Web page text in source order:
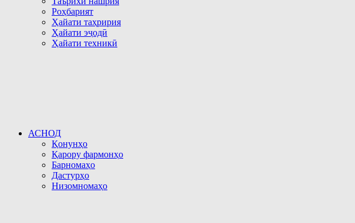
Роҳбарият
Ҳайати таҳририя
Ҳайати эҷодӣ
Ҳайати техникӣ
АСНОД
Қонунҳо
Қарору фармонҳо
Барномаҳо
Дастурҳо
Низомномаҳо